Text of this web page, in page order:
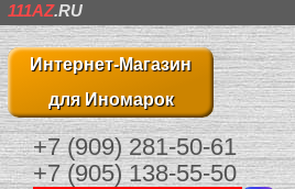
111AZ.RU
Интернет-Магазин
для Иномарок
+7 (909) 281-50-61
+7 (905) 138-55-50